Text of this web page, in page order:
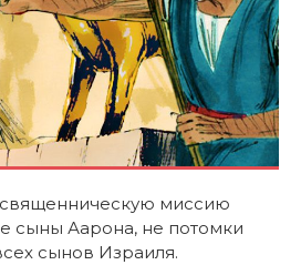
миссию
сыны Аарона, не потомки
сынов Израиля.